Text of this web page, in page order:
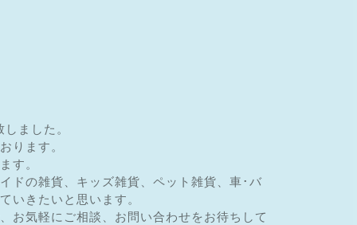
ました。
ります。
す。
ドの雑貨、キッズ雑貨、ペット雑貨、車･バ
いきたいと思います。
お気軽にご相談、お問い合わせをお待ちして